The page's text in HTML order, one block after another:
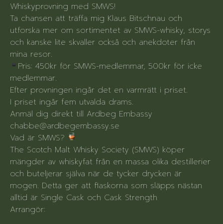
Whiskyprovning med SMWS!
Ta chansen att träffa mig Klaus Bitschnau och
utforska mer om sortimentet av SMWS-whisky, storys
och kanske lite skvaller också och anekdoter från
mina resor.
Pris: 450kr för SMWS-medlemmar, 500kr för icke
medlemmar.
Efter provningen ingår det en varmrätt i priset.
I priset ingår fem utvalda drams.
Anmäl dig direkt till Ardbeg Embassy
chabbe@ardbegembassy.se
Vad är SMWS?
The Scotch Malt Whisky Society (SMWS) köper
mängder av whiskyfat från en massa olika destillerier
och buteljerar själva när de tycker drycken är
mogen. Detta ger att flaskorna som släpps nästan
alltid är Single Cask och Cask Strength
Arrangör: